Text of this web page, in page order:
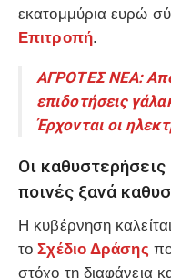
εκατομμύρια ευρώ
Επιτροπή.
ΑΓΡΟΤΕΣ ΝΕΑ:
επιδοτήσεις
Έρχονται οι
Οι
ποινές ξανά
Η κυβέρνηση
τοΣχέδιο Δράσης
στόχο τη διαφάνεια